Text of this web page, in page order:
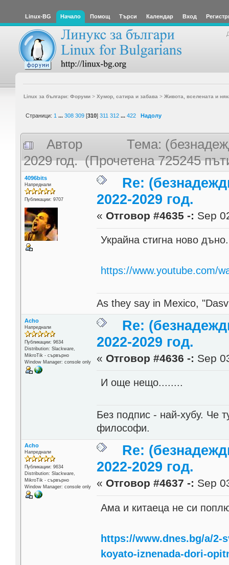
Linux-BG Начало Помощ Търси Календар Вход
Linux за българи: Форуми> Хумор, сатира и забава > Живота, вселената и
Страници: 1 ... 308 309 [310] 311 312 ... 422 Надолу
Автор
Тема:
2029 год. (Прочетена 725245
4096bits
Напреднали
Публикации: 9707
Re:
2022-2029 год.
« Отговор #4635 -: Sep
Украйна стигна ново дъно.
https://www.youtube.com/
As they say in Mexico,
Acho
Напреднали
Публикации: 9634
Distribution: Slackware,
MikroTik - сървърно
Window Manager: console only
Re:
2022-2029 год.
« Отговор #4636 -: Sep
И още нещо........
Без подпис - най-хубу. Че
философи.
Acho
Напреднали
Публикации: 9634
Distribution: Slackware,
MikroTik - сървърно
Window Manager: console only
Re:
2022-2029 год.
« Отговор #4637 -: Sep
Ама и китаеца не си
https://www.dnes.bg/a/2-
koyato-iznenada-dori-